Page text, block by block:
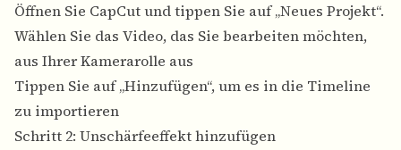
Öffnen Sie CapCut und tippen Sie auf „Neues Projekt“.
Wählen Sie das Video, das Sie bearbeiten möchten,
aus Ihrer Kamerarolle aus
Tippen Sie auf „Hinzufügen“, um es in die Timeline
zu importieren
Schritt 2: Unschärfeeffekt hinzufügen